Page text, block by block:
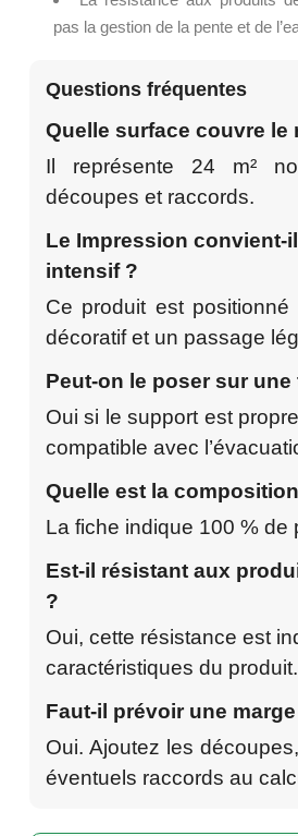
pas la gestion de la pente et de
Questions fréquentes
Quelle surface couvre le
Il représente 24 m²
découpes et raccords.
Le Impression convient-
intensif ?
Ce produit est
décoratif et un passage
Peut-on le poser sur une
Oui si le support est
compatible avec
Quelle est la
La fiche indique 100 % de
Est-il résistant aux
?
Oui, cette résistance est
caractéristiques du produit.
Faut-il prévoir une
Oui. Ajoutez les
éventuels raccords au